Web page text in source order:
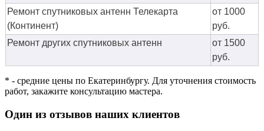
Ремонт спутниковых антенн Телекарта
(Континент)
от 1000
руб.
Ремонт других спутниковых антенн
от 1500
руб.
* - средние цены по Екатеринбургу. Для уточнения стоимость
работ, закажите консультацию мастера.
Один из отзывов наших клиентов